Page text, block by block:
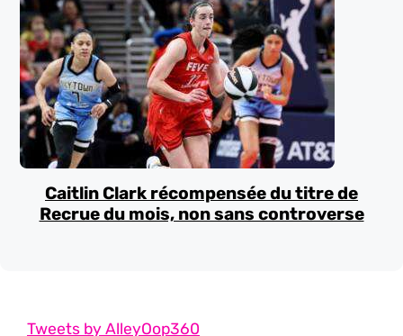
Caitlin Clark récompensée du titre de
Recrue du mois, non sans controverse
Tweets by AlleyOop360